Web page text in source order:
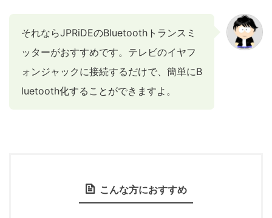
それならJPRiDEのBluetoothトランスミ
ッターがおすすめです。テレビのイヤフ
ォンジャックに接続するだけで、簡単にB
luetooth化することができますよ。
こんな方におすすめ